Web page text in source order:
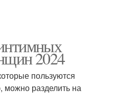
2024
пользуются
можно разделить на